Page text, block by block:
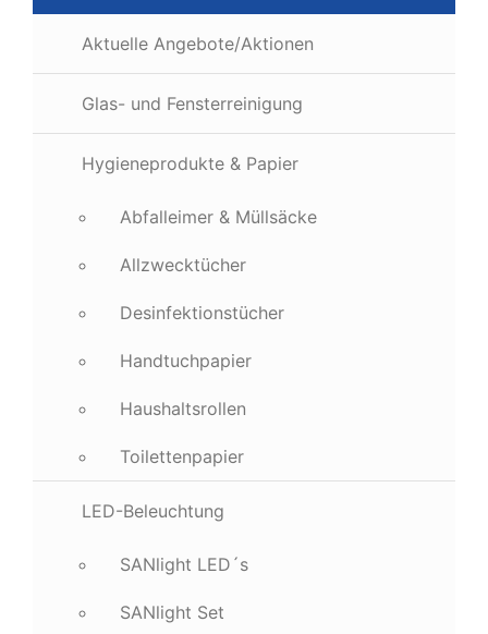
Aktuelle Angebote/Aktionen
Glas- und Fensterreinigung
Hygieneprodukte & Papier
Abfalleimer & Müllsäcke
Allzwecktücher
Desinfektionstücher
Handtuchpapier
Haushaltsrollen
Toilettenpapier
LED-Beleuchtung
SANlight LED´s
SANlight Set